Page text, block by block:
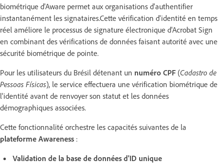
biométrique d'Aware permet aux organisations d'authentifier
instantanément les signataires.Cette vérification d'identité en temps
réel améliore le processus de signature électronique d'Acrobat Sign
en combinant des vérifications de données faisant autorité avec une
sécurité biométrique de pointe.
Pour les utilisateurs du Brésil détenant un numéro CPF (Cadastro de
Pessoas Físicas), le service effectuera une vérification biométrique de
l'identité avant de renvoyer son statut et les données
démographiques associées.
Cette fonctionnalité orchestre les capacités suivantes de la
plateforme Awareness :
Validation de la base de données d'ID unique